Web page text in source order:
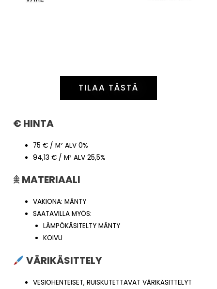
TILAA TÄSTÄ
€ HINTA
75 € / M² ALV 0%
94,13 € / M² ALV 25,5%
𖠰 MATERIAALI
VAKIONA: MÄNTY
SAATAVILLA MYÖS:
LÄMPÖKÄSITELTY MÄNTY
KOIVU
VÄRIKÄSITTELY
VESIOHENTEISET, RUISKUTETTAVAT VÄRIKÄSITTELYT